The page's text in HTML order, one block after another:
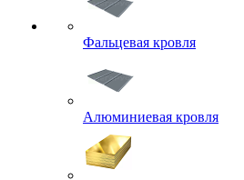
Фальцевая кровля
Алюминиевая кровля